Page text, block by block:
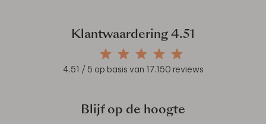
Klantwaardering 4.51
4.51 / 5 op basis van 17.150 reviews
Blijf op de hoogte